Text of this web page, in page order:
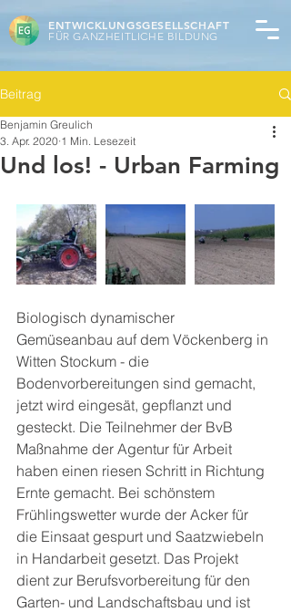
ENTWICKLUNGSGESELLSCHAFT
FÜR GANZHEITLICHE BILDUNG
Beitrag
Und los! - Urban Farming
Benjamin Greulich
3. Apr. 2020 1 Min. Lesezeit
Biologisch dynamischer
Gemüseanbau auf dem Vöckenberg in
Witten Stockum - die
Bodenvorbereitungen sind gemacht,
jetzt wird eingesät, gepflanzt und
gesteckt. Die Teilnehmer der BvB
Maßnahme der Agentur für Arbeit
haben einen riesen Schritt in Richtung
Ernte gemacht. Bei schönstem
Frühlingswetter wurde der Acker für
die Einsaat gespurt und Saatzwiebeln
in Handarbeit gesetzt. Das Projekt
dient zur Berufsvorbereitung für den
Garten- und Landschaftsbau und ist